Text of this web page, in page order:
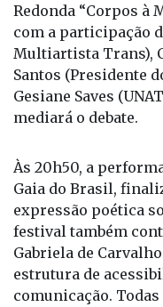
Redonda “Corpos à
com a participação
Multiartista Trans),
Santos (Presidente
Gesiane Saves
mediará o debate.
Às 20h50, a
Gaia do Brasil,
expressão poética
festival também
Gabriela de
estrutura de
comunicação.